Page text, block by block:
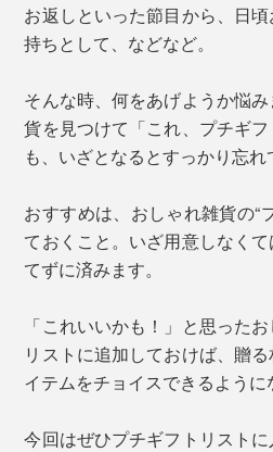
お返しといった節目から、日
持ちとして、などなど。
そんな時、何をあげようか悩
貨を見つけて「これ、プチギ
も、いざとなるとすっかり忘れ
おすすめは、おしゃれ雑貨の“
ておくこと。いざ用意しなく
てずに済みます。
「これいいかも！」と思った
リストに追加しておけば、贈
イテムをチョイスできるように
今回はぜひプチギフトリスト